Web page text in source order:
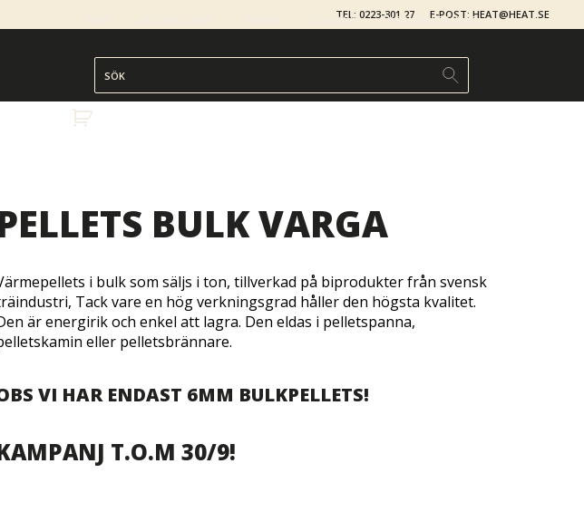
TEL: 0223-301 27 E-POST: HEAT@HEAT.SE
OM OSS KONTAKTA OSS
BULK VARGA
i bulk som säljs i ton, tillverkad på biprodukter från svensk
Tack vare en hög verkningsgrad håller den högsta kvalitet.
är energirik och enkel att lagra. Den eldas i pelletspanna,
eller pelletsbrännare.
VI HAR ENDAST 6MM BULKPELLETS!
T.O.M 30/9!